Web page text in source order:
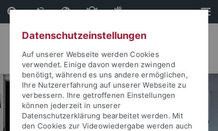
Direkt
zum
Inhalt
Direkt
zur
Fußleiste
Datenschutzeinstellungen
Auf unserer Webseite werden Cookies
verwendet. Einige davon werden zwingend
benötigt, während es uns andere ermöglichen,
Ihre Nutzererfahrung auf unserer Webseite zu
verbessern. Ihre getroffenen Einstellungen
können jederzeit in unserer
Datenschutzerklärung bearbeitet werden. Mit
den Cookies zur Videowiedergabe werden auch